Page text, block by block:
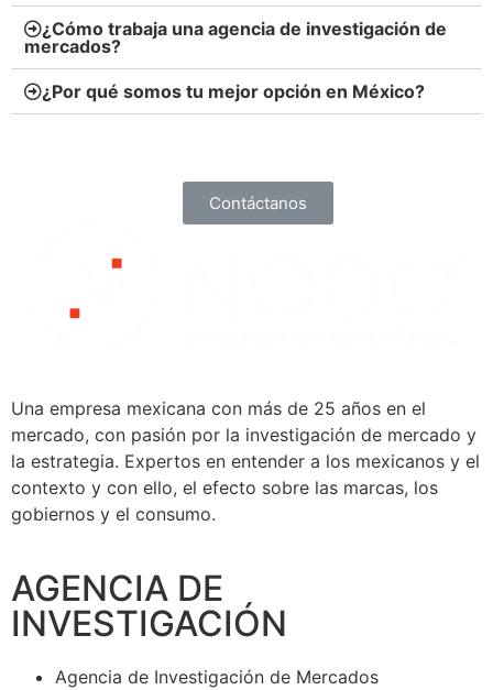
¿Cómo trabaja una agencia de investigación de
mercados?
¿Por qué somos tu mejor opción en México?
Contáctanos
Una empresa mexicana con más de 25 años en el
mercado, con pasión por la investigación de mercado y
la estrategia. Expertos en entender a los mexicanos y el
contexto y con ello, el efecto sobre las marcas, los
gobiernos y el consumo.
AGENCIA DE
INVESTIGACIÓN
Agencia de Investigación de Mercados